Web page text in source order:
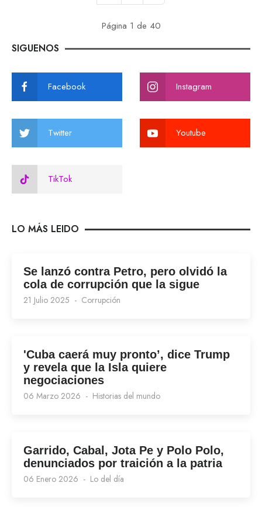
Página 1 de 40
SIGUENOS
Facebook Instagram
Twitter Youtube
TikTok
LO MÁS LEIDO
Se lanzó contra Petro, pero olvidó la
cola de corrupción que la sigue
21 Julio 2025 Corrupción
'Cuba caerá muy pronto’, dice Trump
y revela que la Isla quiere
negociaciones
06 Marzo 2026 Historias del mundo
Garrido, Cabal, Jota Pe y Polo Polo,
denunciados por traición a la patria
06 Enero 2026 Lo del día